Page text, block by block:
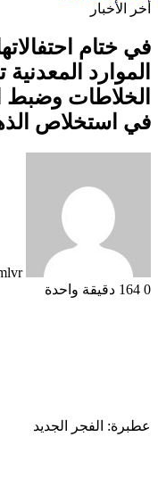
أخر الأخبار
في ختام
الموارد
الخلاطات وضبط
في استخلاص
0
دقيقة واحدة
عطبرة: الفجر الجديد